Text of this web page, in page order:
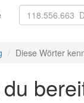
Diese Wörter